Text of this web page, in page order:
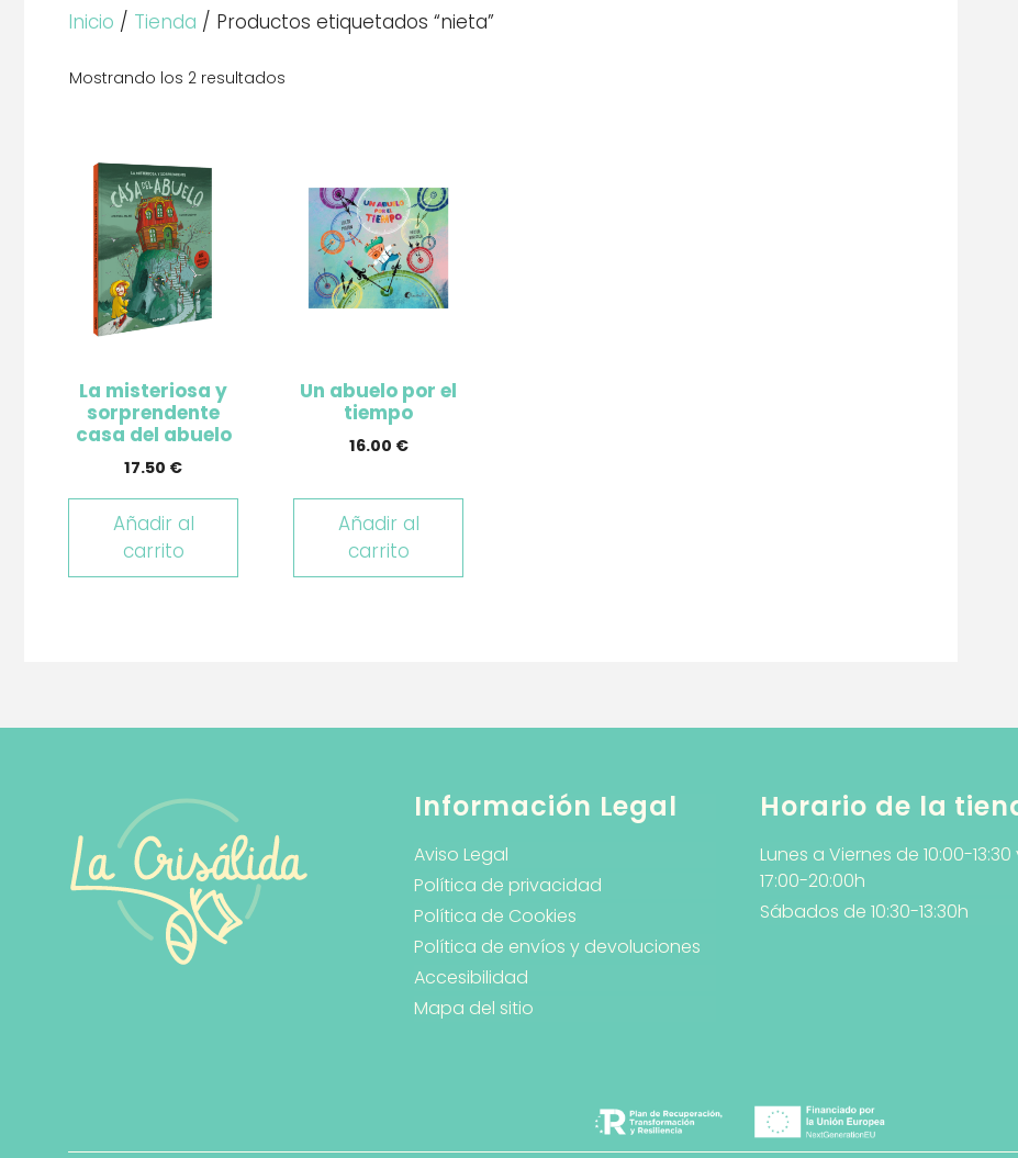
Inicio / Tienda / Productos etiquetados “nieta”
Mostrando los 2 resultados
La misteriosa y
sorprendente
casa del abuelo
17.50 €
Añadir al
carrito
Un abuelo por el
tiempo
16.00 €
Añadir al
carrito
Información Legal
Aviso Legal
Política de privacidad
Política de Cookies
Política de envíos y devoluciones
Accesibilidad
Mapa del sitio
Horario de la
Lunes a Viernes de 10:00-
17:00-20:00h
Sábados de 10:30-13:30h